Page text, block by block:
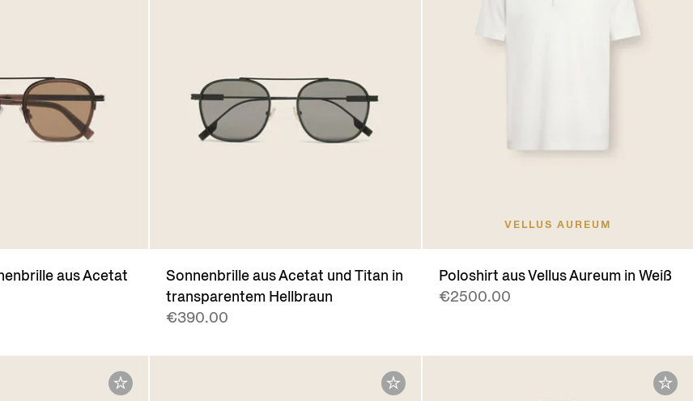
aus Acetat
Sonnenbrille aus Acetat und Titan in
transparentem Hellbraun
€390.00
VELLUS AUREUM
Poloshirt aus Vellus Aureum in Weiß
€2500.00